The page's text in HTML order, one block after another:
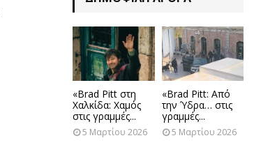
«Brad Pitt στη
Χαλκίδα: Χαμός
στις γραμμές...
5 Μαρτίου 2026
«Brad Pitt: Από
την Ύδρα… στις
γραμμές...
5 Μαρτίου 2026